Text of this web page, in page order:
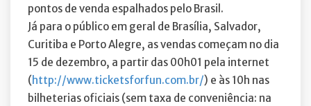
pontos de venda espalhados pelo Brasil.
Já para o público em geral de Brasília, Salvador,
Curitiba e Porto Alegre, as vendas começam no dia
15 de dezembro, a partir das 00h01 pela internet
(http://www.ticketsforfun.com.br/) e às 10h nas
bilheterias oficiais (sem taxa de conveniência: na